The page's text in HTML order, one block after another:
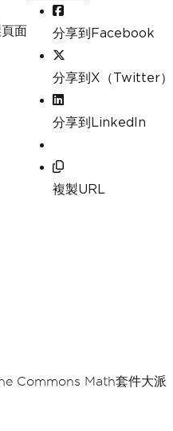
面
分享到Facebook
分享到X（Twitter）
分享到LinkedIn
複製URL
Commons Math套件大派